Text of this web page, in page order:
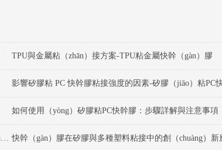
TPU與金屬粘（zhān）接方案-TPU粘金屬快幹（gàn）膠
影響矽膠粘 PC 快幹膠粘接強度的因素-矽膠（jiāo）粘PC
如何使用（yòng）矽膠粘PC快幹膠：步驟詳解與注意事項
矽膠粘PC快（kuài）幹膠的適用範圍是（shì）什麽-矽膠粘塑料快（kuài）幹膠